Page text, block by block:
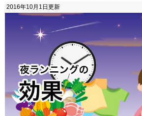
2016年10月1日 更新